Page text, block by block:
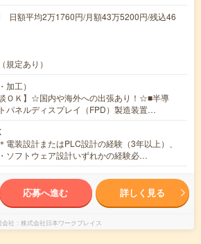
日額平均2万1760円/月額43万5200円/残込46
規定あり）
加工）
談ＯＫ】☆国内や海外への出張あり！☆■半導
パネルディスプレイ（FPD）製造装置…
電装設計またはPLC設計の経験（3年以上）、
ソフトウェア設計いずれかの経験必…
応募へ進む 詳しく見る
社 株式会社日本ワークプレイス